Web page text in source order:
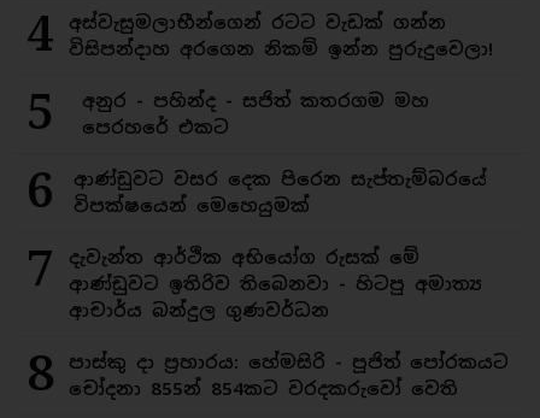
4
අස්වැසුමලාභීන්ගෙන් රටට වැඩක් ගන්න
විසිපන්දාහ අරගෙන නිකම් ඉන්න පුරුදුවෙලා!
5
අනුර - පහින්ද - සජිත් කතරගම මහ
පෙරහරේ එකට
6
ආණ්ඩුවට වසර දෙක පිරෙන සැප්තැම්බරයේ
විපක්ෂයෙන් මෙහෙයුමක්
7
දැවැන්ත ආර්ථික අභියෝග රුසක් මේ
ආණ්ඩුවට ඉතිරිව තිබෙනවා - හිටපු අමාත්‍ය
ආචාර්ය බන්දුල ගුණවර්ධන
8
පාස්කු දා ප්‍රහාරය: හේමසිරි - පූජිත් පෝරකයට
චෝදනා 855න් 854කට වරදකරුවෝ වෙති